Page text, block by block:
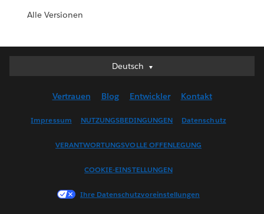
Alle Versionen
Deutsch
Deutsch
English (US)
Français (France)
한국어
Vertrauen Blog Entwickler Kontakt
Impressum NUTZUNGSBEDINGUNGEN Datenschutz
VERANTWORTUNGSVOLLE OFFENLEGUNG
COOKIE-EINSTELLUNGEN
Ihre Datenschutzvoreinstellungen